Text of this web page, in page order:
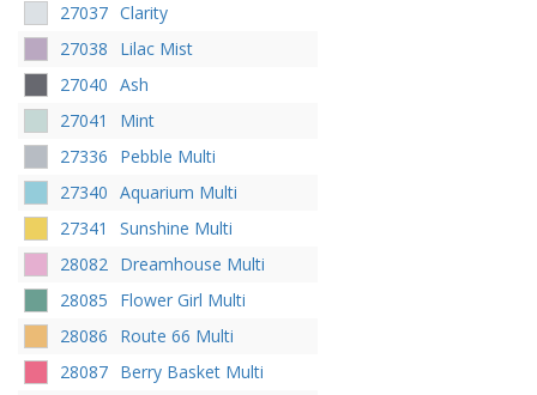
27037 Clarity
27038
Lilac Mist
27040 Ash
27041
Mint
27336
Pebble Multi
27340 Aquarium Multi
27341
Sunshine Multi
28082 Dreamhouse Multi
28085
Flower Girl Multi
28086
Route 66 Multi
28087 Berry Basket Multi